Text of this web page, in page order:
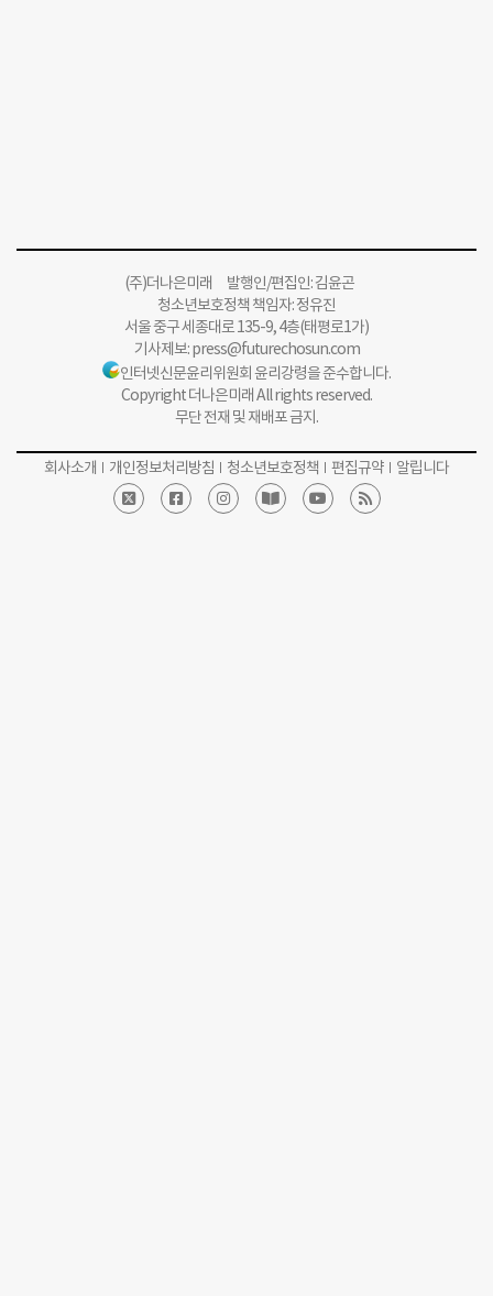
(주)더나은미래 발행인/편집인: 김윤곤
청소년보호정책 책임자: 정유진
서울 중구 세종대로 135-9, 4층(태평로1가)
기사제보:press@futurechosun.com
인터넷신문윤리위원회 윤리강령을 준수합니다.
Copyright 더나은미래 All rights reserved.
무단 전재 및 재배포 금지.
회사소개 개인정보처리방침 청소년보호정책 편집규약 알립니다